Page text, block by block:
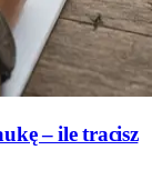
– ile tracisz